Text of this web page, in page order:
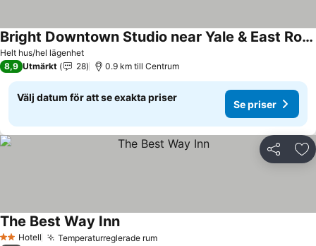
Helt hus/hel lägenhet
Bright Downtown Studio near Yale & East Rock!
Se priser
8,9 Utmärkt 28 0.9 km till Centrum
Välj datum för att se exakta priser
Se priser
Dela
2 Stjärnor
Hotell Temperaturreglerade rumSe priser
The Best Way InnSe priser